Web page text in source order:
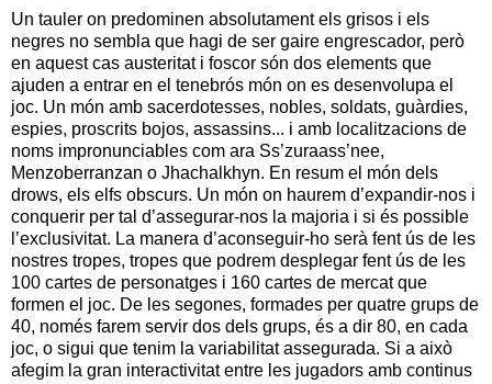
Un tauler on predominen absolutament els grisos i els
negres no sembla que hagi de ser gaire engrescador, però
en aquest cas austeritat i foscor són dos elements que
ajuden a entrar en el tenebrós món on es desenvolupa el
joc. Un món amb sacerdotesses, nobles, soldats, guàrdies,
espies, proscrits bojos, assassins... i amb localitzacions de
noms impronunciables com ara Ss’zuraass’nee,
Menzoberranzan o Jhachalkhyn. En resum el món dels
drows, els elfs obscurs. Un món on haurem d’expandir-nos i
conquerir per tal d’assegurar-nos la majoria i si és possible
l’exclusivitat. La manera d’aconseguir-ho serà fent ús de les
nostres tropes, tropes que podrem desplegar fent ús de les
100 cartes de personatges i 160 cartes de mercat que
formen el joc. De les segones, formades per quatre grups de
40, només farem servir dos dels grups, és a dir 80, en cada
joc, o sigui que tenim la variabilitat assegurada. Si a això
afegim la gran interactivitat entre les jugadors amb continus